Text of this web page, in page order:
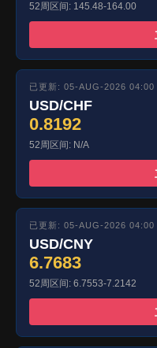
52周区间: 145.48-164.00
已更新: 05-AUG-2026 04:00
USD/CHF
0.8192
52周区间: N/A
已更新: 05-AUG-2026 04:00
USD/CNY
6.7683
52周区间: 6.7553-7.2142